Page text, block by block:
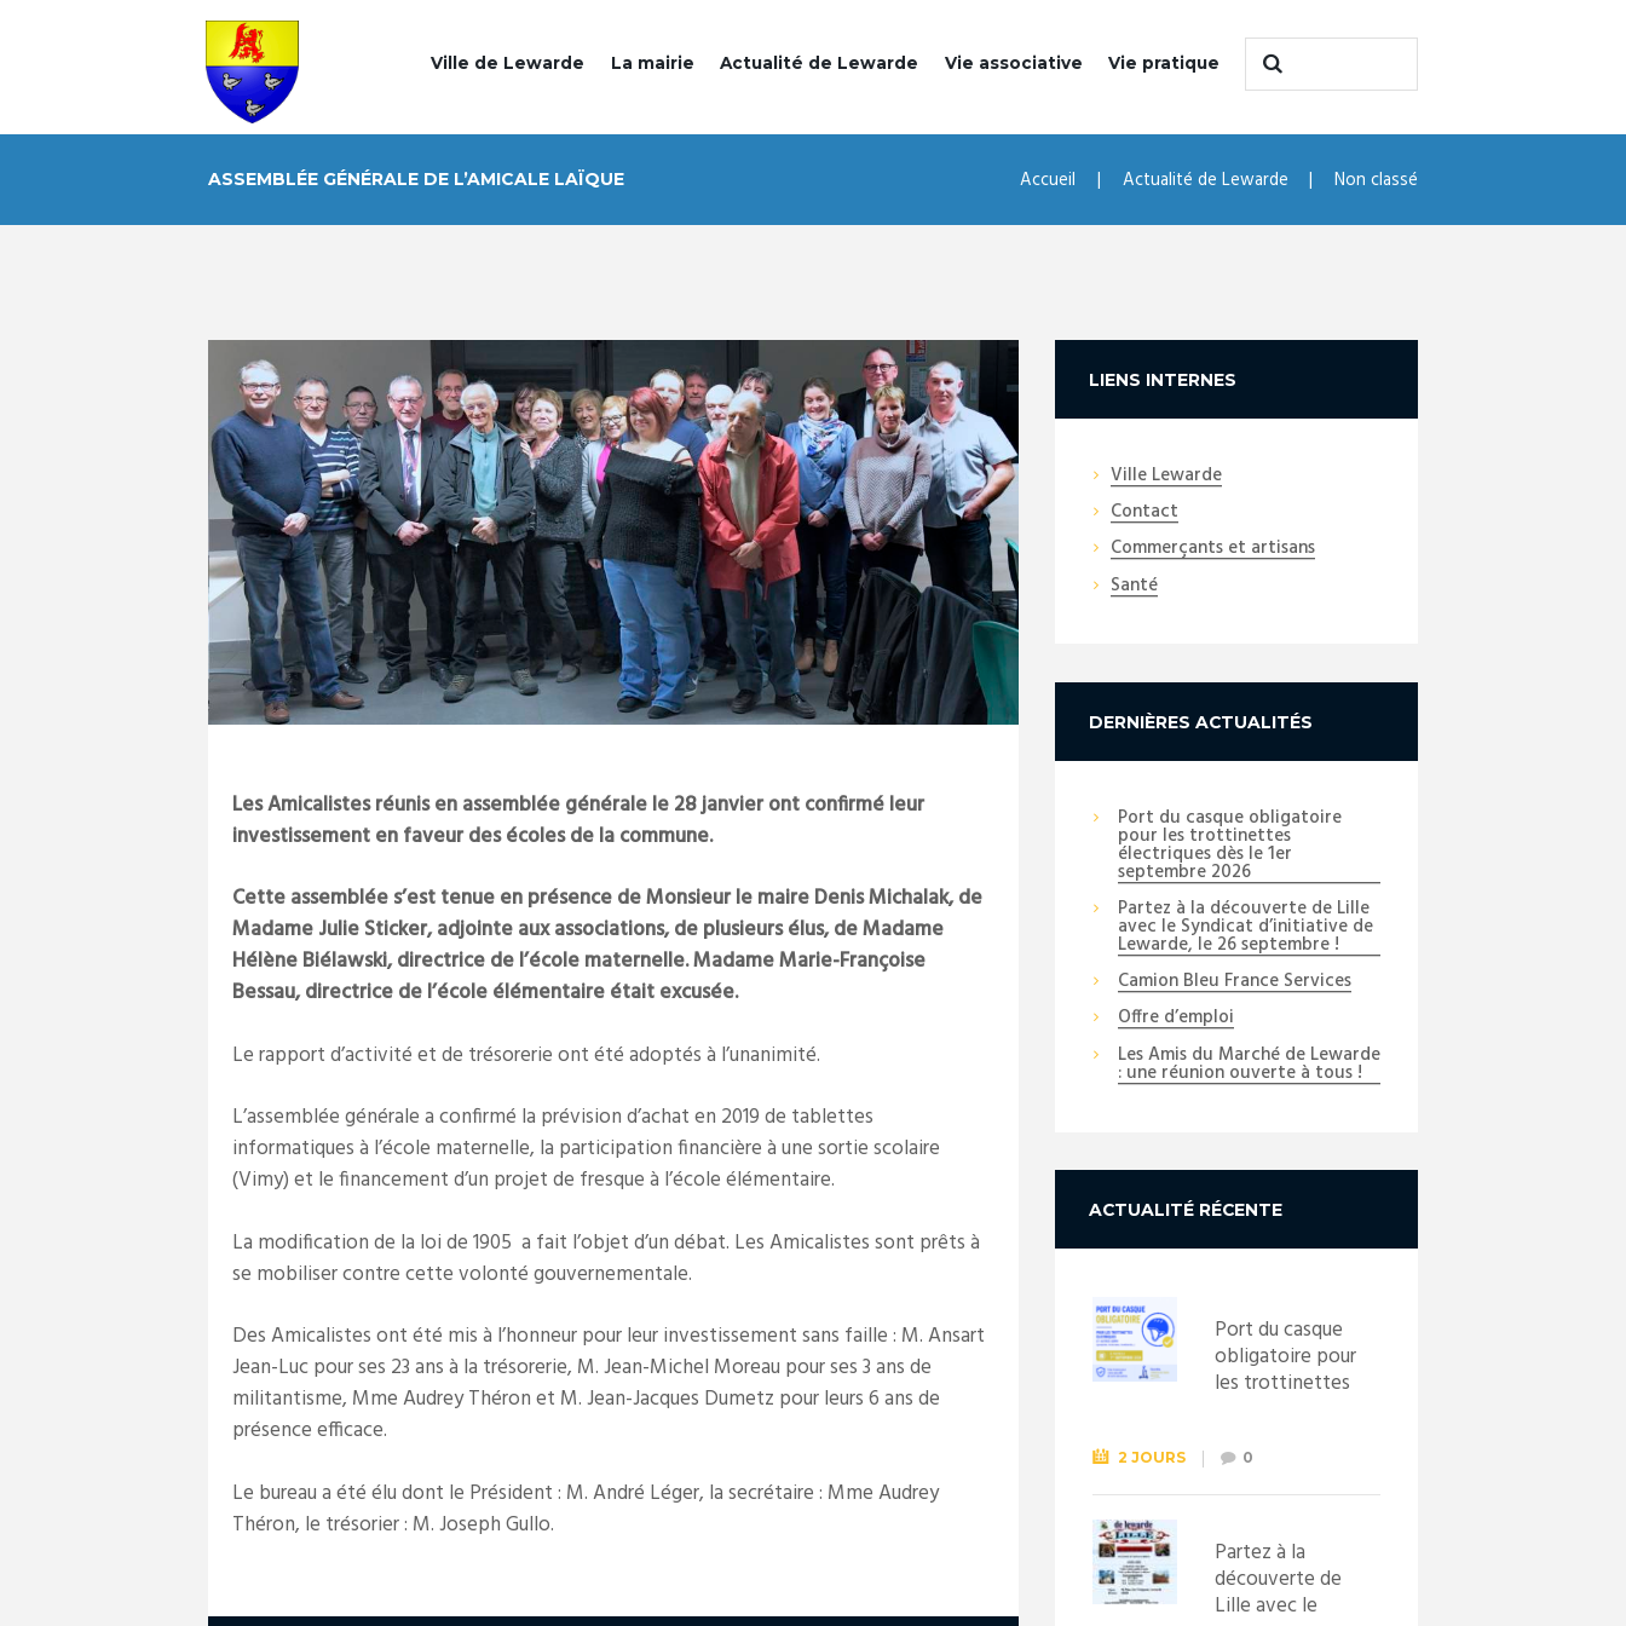
Ville de Lewarde La mairie Actualité de Lewarde Vie associative Vie pratique
ASSEMBLÉE GÉNÉRALE DE L’AMICALE LAÏQUE Accueil Actualité de Lewarde Non classé
Les Amicalistes réunis en assemblée générale le 28 janvier ont confirmé leur
investissement en faveur des écoles de la commune.
Cette assemblée s’est tenue en présence de Monsieur le maire Denis Michalak, de
Madame Julie Sticker, adjointe aux associations, de plusieurs élus, de Madame
Hélène Biélawski, directrice de l’école maternelle. Madame Marie-Françoise
Bessau, directrice de l’école élémentaire était excusée.
Le rapport d’activité et de trésorerie ont été adoptés à l’unanimité.
L’assemblée générale a confirmé la prévision d’achat en 2019 de tablettes
informatiques à l’école maternelle, la participation financière à une sortie scolaire
(Vimy) et le financement d’un projet de fresque à l’école élémentaire.
La modification de la loi de 1905 a fait l’objet d’un débat. Les Amicalistes sont prêts à
se mobiliser contre cette volonté gouvernementale.
Des Amicalistes ont été mis à l’honneur pour leur investissement sans faille : M. Ansart
Jean-Luc pour ses 23 ans à la trésorerie, M. Jean-Michel Moreau pour ses 3 ans de
militantisme, Mme Audrey Théron et M. Jean-Jacques Dumetz pour leurs 6 ans de
présence efficace.
Le bureau a été élu dont le Président : M. André Léger, la secrétaire : Mme Audrey
Théron, le trésorier : M. Joseph Gullo.
LIENS INTERNES
Ville Lewarde
Contact
Commerçants et artisans
Santé
DERNIÈRES ACTUALITÉS
Port du casque obligatoire
pour les trottinettes
électriques dès le 1er
septembre 2026
Partez à la découverte de Lille
avec le Syndicat d’initiative de
Lewarde, le 26 septembre !
Camion Bleu France Services
Offre d’emploi
Les Amis du Marché de Lewarde
: une réunion ouverte à tous !
ACTUALITÉ RÉCENTE
Port du casque
obligatoire pour
les trottinettes
septembre
2026
2 JOURS 0
Partez à la
découverte de
Lille avec le